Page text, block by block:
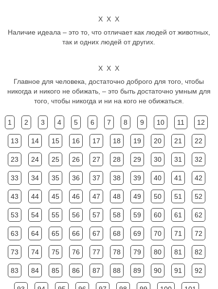
Х Х Х
Наличие идеала – это то, что отличает как людей от животных,
так и одних людей от других.
Х Х Х
Главное для человека, достаточно доброго для того, чтобы
никогда и никого не обижать, – это быть достаточно умным для
того, чтобы никогда и ни на кого не обижаться.
1 2 3 4 5 6 7 8 9 10 11 12
13 14 15 16 17 18 19 20 21 22
23 24 25 26 27 28 29 30 31 32
33 34 35 36 37 38 39 40 41 42
43 44 45 46 47 48 49 50 51 52
53 54 55 56 57 58 59 60 61 62
63 64 65 66 67 68 69 70 71 72
73 74 75 76 77 78 79 80 81 82
83 84 85 86 87 88 89 90 91 92